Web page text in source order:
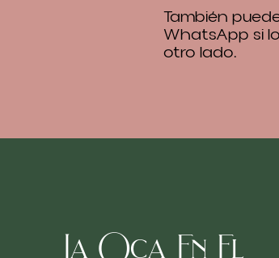
También
WhatsApp si
otro lado.
La Oca En El